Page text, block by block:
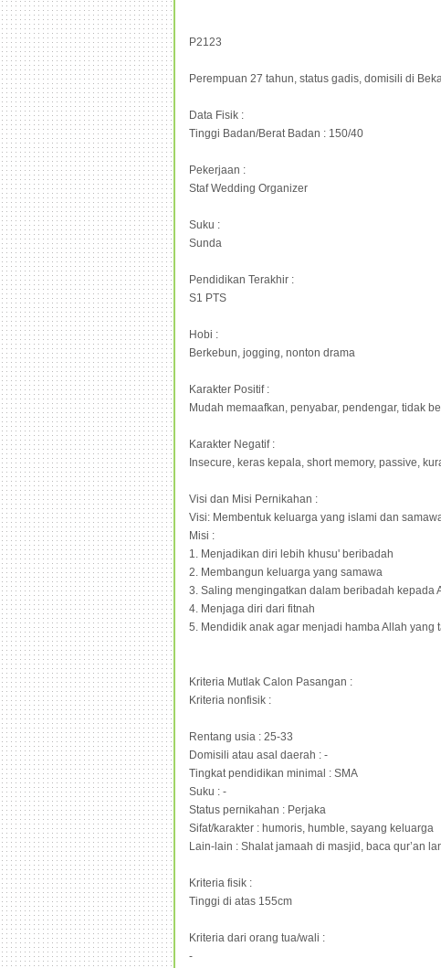
P2123
Perempuan 27 tahun, status gadis, domisili di
Data Fisik :
Tinggi Badan/Berat Badan : 150/40
Pekerjaan :
Staf Wedding Organizer
Suku :
Sunda
Pendidikan Terakhir :
S1 PTS
Hobi :
Berkebun, jogging, nonton drama
Karakter Positif :
Mudah memaafkan, penyabar, pendengar, tidak
Karakter Negatif :
Insecure, keras kepala, short memory, passive,
Visi dan Misi Pernikahan :
Visi: Membentuk keluarga yang islami dan
Misi :
1. Menjadikan diri lebih khusu' beribadah
2. Membangun keluarga yang samawa
3. Saling mengingatkan dalam beribadah kepada
4. Menjaga diri dari fitnah
5. Mendidik anak agar menjadi hamba Allah yang
Kriteria Mutlak Calon Pasangan :
Kriteria nonfisik :
Rentang usia : 25-33
Domisili atau asal daerah : -
Tingkat pendidikan minimal : SMA
Suku : -
Status pernikahan : Perjaka
Sifat/karakter : humoris, humble, sayang keluarga
Lain-lain : Shalat jamaah di masjid, baca qur’an
Kriteria fisik :
Tinggi di atas 155cm
Kriteria dari orang tua/wali :
-